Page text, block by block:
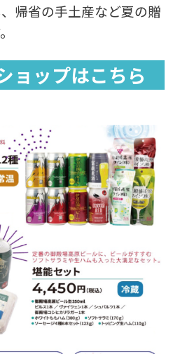
帰省の手土産など夏の贈
ョップはこちら